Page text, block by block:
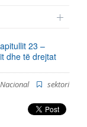
23 –
dhe të drejtat
Nacional
sektori